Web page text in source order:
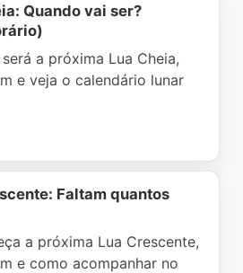
Quando vai ser?
a próxima Lua Cheia,
e veja o calendário lunar
Faltam quantos
a próxima Lua Crescente,
e como acompanhar no